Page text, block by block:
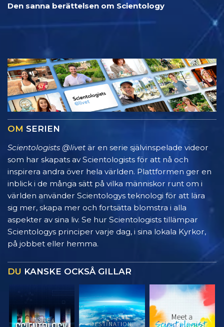
Den sanna berättelsen om Scientology
OM SERIEN
Scientologists @livet är en serie självinspelade videor
som har skapats av Scientologists för att nå och
inspirera andra över hela världen. Plattformen ger en
inblick i de många sätt på vilka människor runt om i
världen använder Scientologys teknologi för att lära
sig mer, skapa mer och fortsätta blomstra i alla
aspekter av sina liv. Se hur Scientologists tillämpar
Scientologys principer varje dag, i sina lokala Kyrkor,
på jobbet eller hemma.
DU KANSKE OCKSÅ GILLAR